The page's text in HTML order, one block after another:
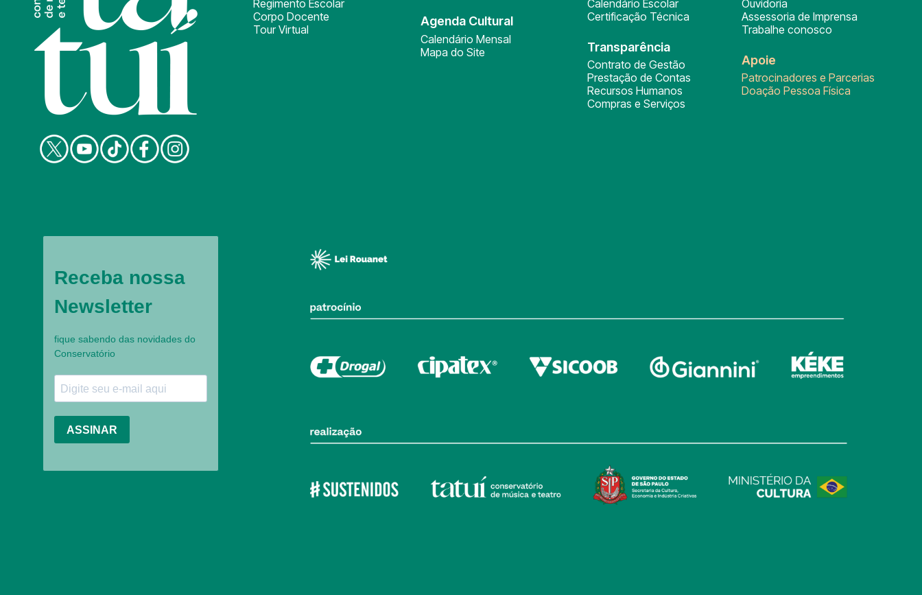
Regimento Escolar
Corpo Docente
Tour Virtual
Agenda Cultural
Calendário Mensal
Mapa do Site
Calendário Escolar
Certificação Técnica
Transparência
Contrato de Gestão
Prestação de Contas
Recursos Humanos
Compras e Serviços
Ouvidoria
Assessoria de Imprensa
Trabalhe conosco
Apoie
Patrocinadores e Parcerias
Doação Pessoa Física